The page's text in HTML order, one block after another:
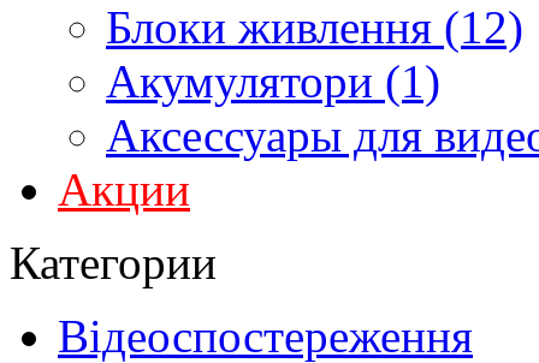
Блоки живлення (12)
Акумулятори (1)
Аксессуары для
Акции
Категории
Відеоспостереження